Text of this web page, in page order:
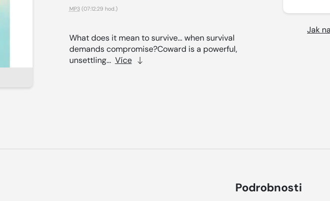
MP3(07:12:29 hod.)
What does it mean to survive… when survival
demands compromise?Coward is a powerful,
unsettling... Více
Jak
Podrobnosti